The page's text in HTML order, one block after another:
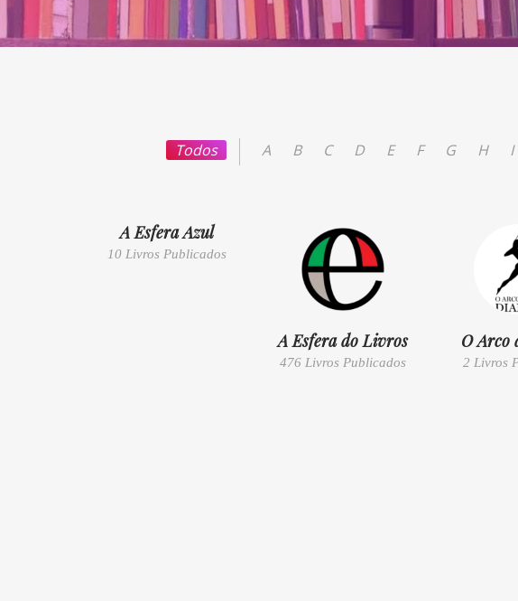
Todos A B C D E F G H I
A Esfera Azul
10 Livros Publicados
A Esfera do Livros
476 Livros Publicados
O Arco
2 Livros